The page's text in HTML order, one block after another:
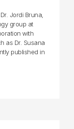
Jordi Bruna,
group at
with
as Dr. Susana
published in